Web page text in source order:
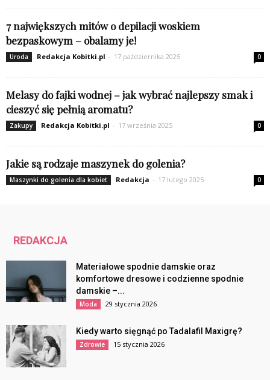
7 największych mitów o depilacji woskiem
bezpaskowym – obalamy je!
Uroda Redakcja Kobitki.pl - 17 października 2025 0
Melasy do fajki wodnej – jak wybrać najlepszy smak i
cieszyć się pełnią aromatu?
Zakupy Redakcja Kobitki.pl - 17 września 2025 0
Jakie są rodzaje maszynek do golenia?
Maszynki do golenia dla kobiet Redakcja - 17 lutego 2025 0
REDAKCJA
Materiałowe spodnie damskie oraz
komfortowe dresowe i codzienne spodnie
damskie –...
Moda 29 stycznia 2026
Kiedy warto sięgnąć po Tadalafil Maxigrę?
Zdrowie 15 stycznia 2026